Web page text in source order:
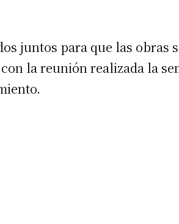
juntos para que las obras
la reunión realizada la